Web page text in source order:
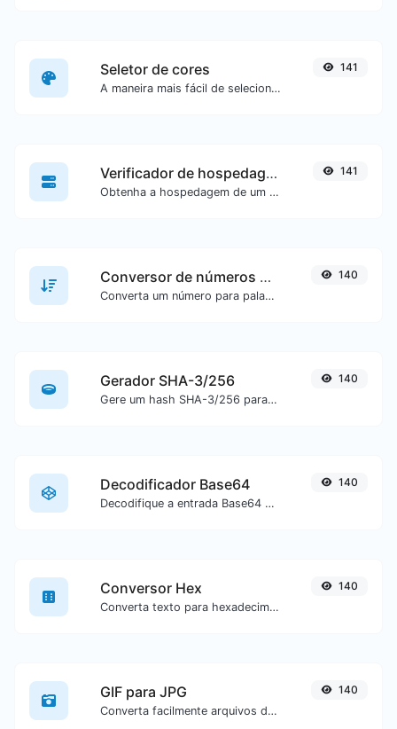
Seletor de cores
A maneira mais fácil de selecionar uma cor a partir de uma roda de cores e obter resultados em qualquer formato.
141
Verificador de hospedagem de site
Obtenha a hospedagem de um site específico.
141
Conversor de números para palavras
Converta um número para palavras escritas por extenso.
140
Gerador SHA-3/256
Gere um hash SHA-3/256 para qualquer entrada de texto.
140
Decodificador Base64
Decodifique a entrada Base64 de volta para texto.
140
Conversor Hex
Converta texto para hexadecimal ou vice-versa para qualquer entrada de texto.
140
GIF para JPG
Converta facilmente arquivos de imagem GIF para JPG.
140